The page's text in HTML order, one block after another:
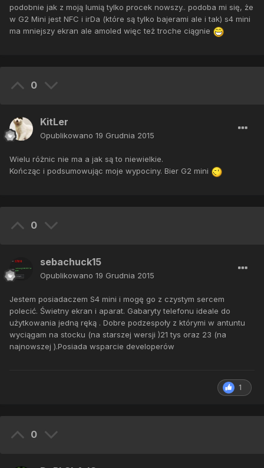
podobnie jak z moją lumią tylko procek nowszy.. podoba mi się, że
w G2 Mini jest NFC i irDa (które są tylko bajerami ale i tak) s4 mini
ma mniejszy ekran ale amoled więc też troche ciągnie
0
KitLer
Opublikowano 19 Grudnia 2015
Wielu różnic nie ma a jak są to niewielkie.
Kończąc i podsumowując moje wypociny. Bier G2 mini
0
sebachuck15
Opublikowano 19 Grudnia 2015
Jestem posiadaczem S4 mini i mogę go z czystym sercem
polecić. Świetny ekran i aparat. Gabaryty telefonu ideale do
użytkowania jedną ręką . Dobre podzespoły z którymi w antuntu
wyciągam na stocku (na starszej wersji )21 tys oraz 23 (na
najnowszej ).Posiada wsparcie developerów
1
0